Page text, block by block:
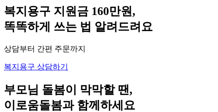
복지용구 지원금 160만원,
똑똑하게 쓰는 법 알려드려요
상담부터 간편 주문까지
복지용구 상담하기
부모님 돌봄이 막막할 땐,
이로움돌봄과 함께하세요